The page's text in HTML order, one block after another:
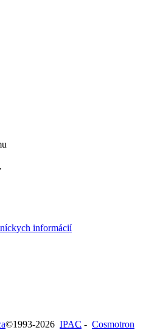
©1993-2026 IPAC - Cosmotron